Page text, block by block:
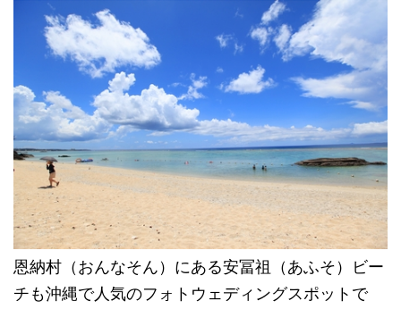
恩納村（おんなそん）にある安冨祖（あふそ）
ビー
チも沖縄で人気のフォトウェディングスポットで